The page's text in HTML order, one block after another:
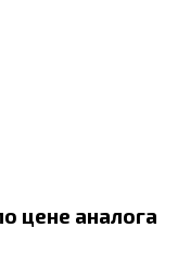
цене аналога